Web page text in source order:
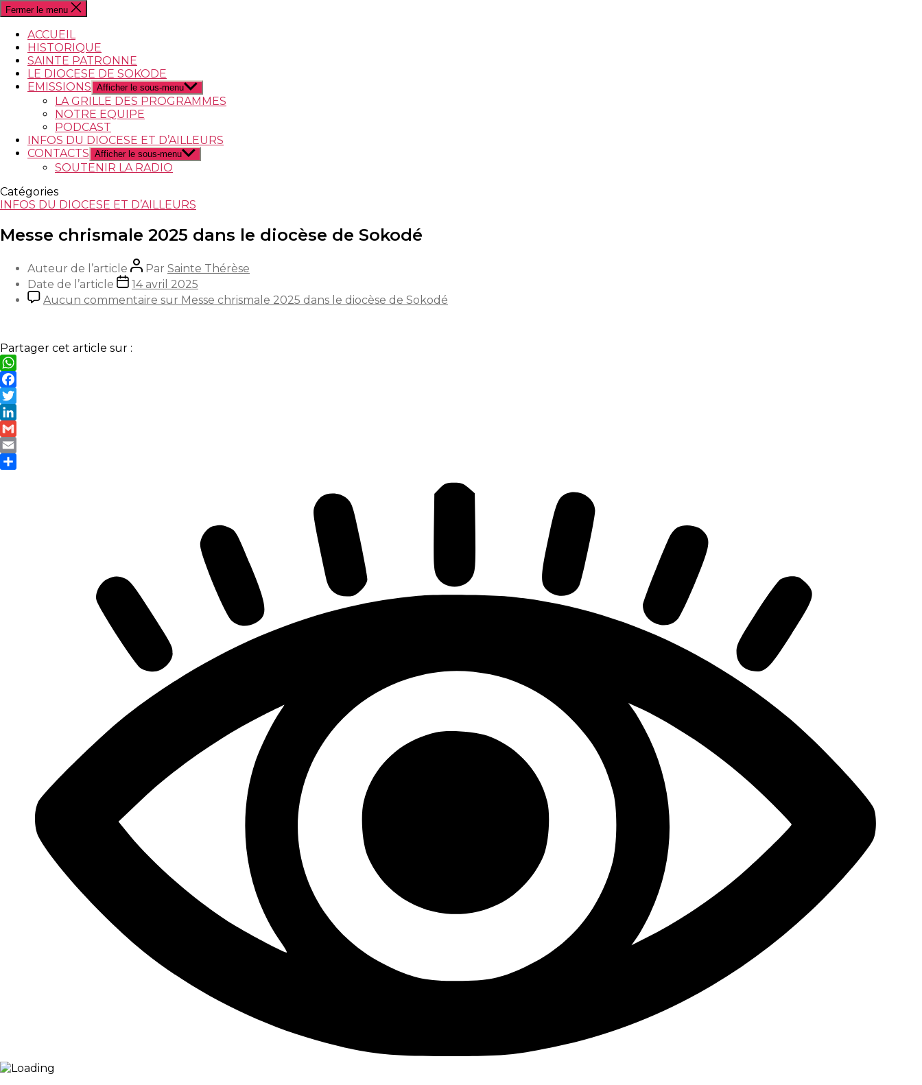
Fermer le menu
ACCUEIL
HISTORIQUE
SAINTE PATRONNE
LE DIOCESE DE SOKODE
EMISSIONS Afficher le sous-menu
LA GRILLE DES PROGRAMMES
NOTRE EQUIPE
PODCAST
INFOS DU DIOCESE ET D’AILLEURS
CONTACTS Afficher le sous-menu
SOUTENIR LA RADIO
Catégories
INFOS DU DIOCESE ET D’AILLEURS
Messe chrismale 2025 dans le diocèse de Sokodé
Auteur de l’article Par Sainte Thérèse
Date de l’article
14 avril 2025
Aucun commentaire sur Messe chrismale 2025 dans le diocèse de Sokodé
Partager cet article sur :
WhatsApp
Facebook
Twitter
LinkedIn
Gmail
Email